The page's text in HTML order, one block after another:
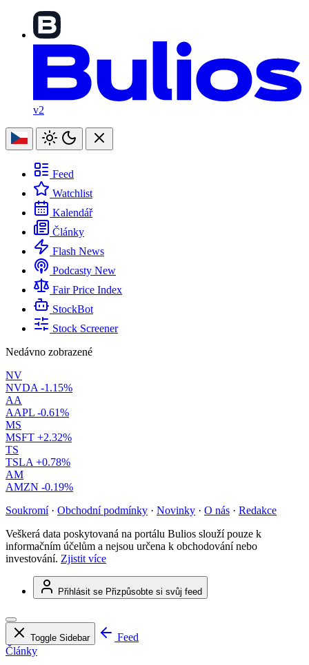
v2
Feed
Watchlist
Kalendář
Články
Flash News
Podcasty New
Fair Price Index
StockBot
Stock Screener
Nedávno zobrazené
NV
NVDA -1.15%
AA
AAPL -0.61%
MS
MSFT +2.32%
TS
TSLA +0.78%
AM
AMZN -0.19%
Soukromí · Obchodní podmínky · Novinky · O nás · Redakce
Veškerá data poskytovaná na portálu Bulios slouží pouze k
informačním účelům a nejsou určena k obchodování nebo
investování. Zjistit více
Přihlásit se Přizpůsobte si svůj feed
Toggle Sidebar
Feed
Články